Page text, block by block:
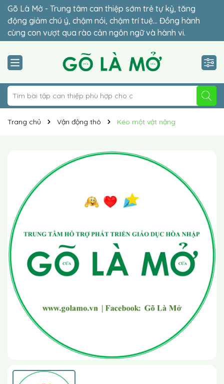
Gõ Là Mở - Trung tâm can thiệp sớm trẻ tự kỷ, tăng
động giảm chú ý, chậm nói, chậm trí tuệ… Đồng hành
cùng con vượt qua rào cản ngôn ngữ và hành vi.
Đừng để lỡ thời điểm vàng (2-6 tuổi) – giai đoạn quyết
định sự hòa nhập của con. Lộ trình cá nhân hóa 1-1 phù
hợp giúp trẻ hòa nhập vững chắc.
Trang chủ Vận động thô Kéo một vật nặng